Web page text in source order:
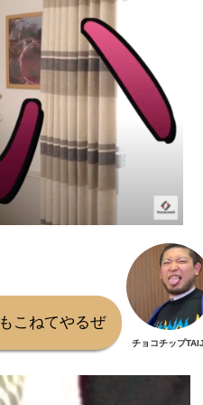
こねてやるぜ
チョコチップ